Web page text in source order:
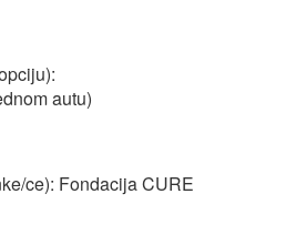
autu)
ce): Fondacija CURE